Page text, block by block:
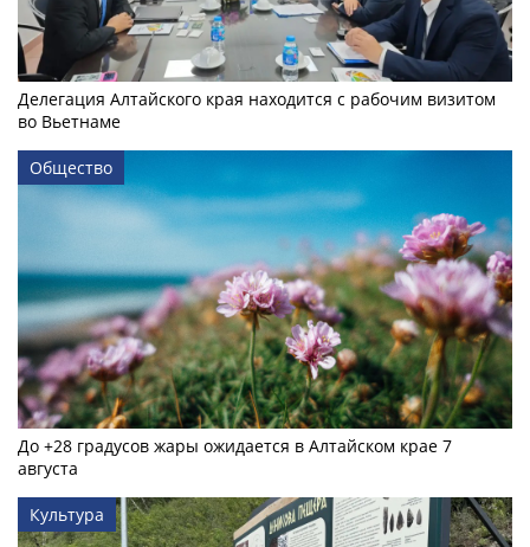
Делегация Алтайского края находится с рабочим визитом
во Вьетнаме
Общество
До +28 градусов жары ожидается в Алтайском крае 7
августа
Культура